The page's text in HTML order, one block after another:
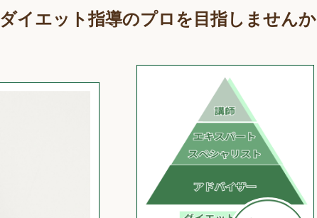
ダイエット指導のプロを目指しませんか